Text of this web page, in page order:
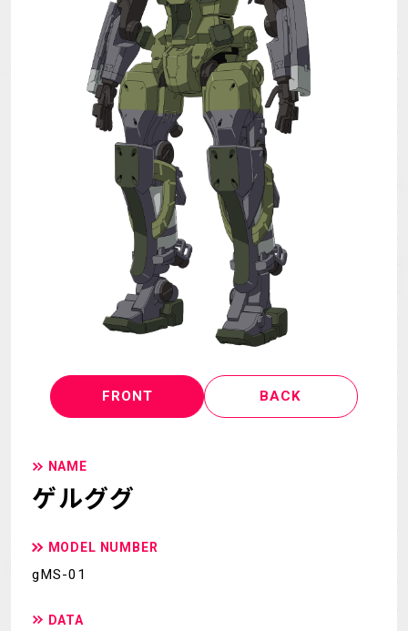
MECHA GOODS
GALLERY MUSIC
Blu-ray & DVD &
THEATER
LANGUAGE
FRONT BACK
NAME
ゲルググ
MODEL NUMBER
gMS-01
DATA